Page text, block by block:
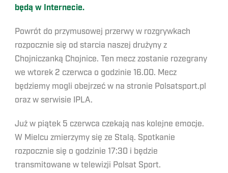
będą w Internecie.
Powrót do przymusowej przerwy w rozgrywkach
rozpocznie się od starcia naszej drużyny z
Chojniczanką Chojnice. Ten mecz zostanie rozegrany
we wtorek 2 czerwca o godzinie 16.00. Mecz
będziemy mogli obejrzeć w na stronie Polsatsport.pl
oraz w serwisie IPLA.
Już w piątek 5 czerwca czekają nas kolejne emocje.
W Mielcu zmierzymy się ze Stalą. Spotkanie
rozpocznie się o godzinie 17:30 i będzie
transmitowane w telewizji Polsat Sport.